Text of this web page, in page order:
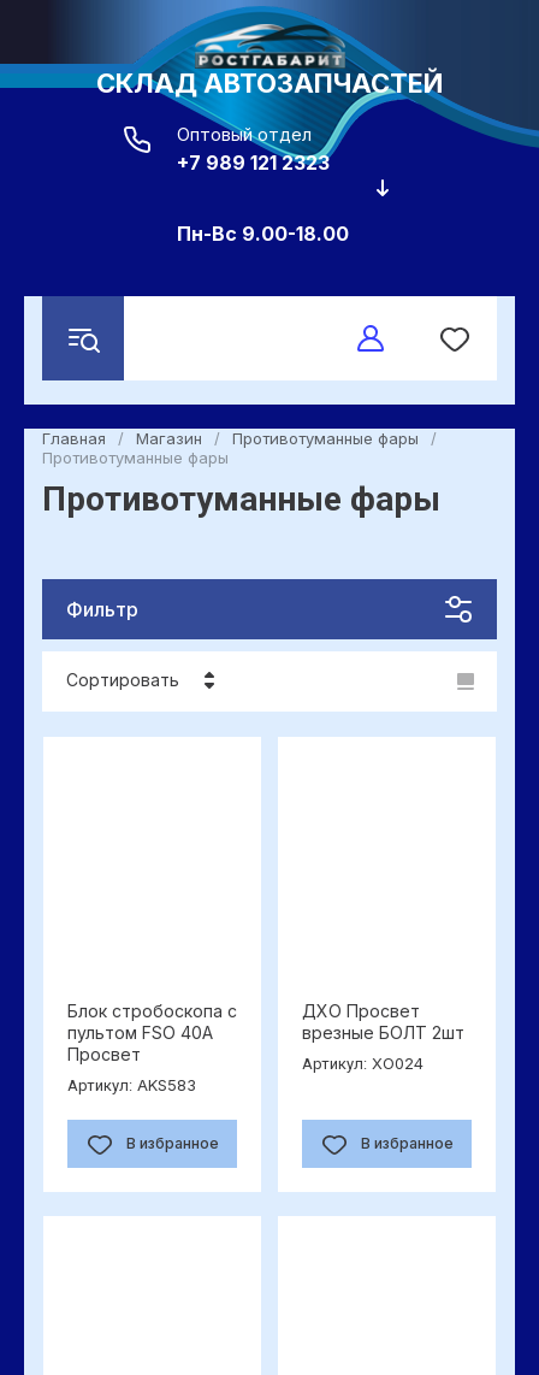
СКЛАД АВТОЗАПЧАСТЕЙ
Оптовый отдел
+7 989 121 2323
Пн-Вс 9.00-18.00
Главная / Магазин / Противотуманные фары
/
Противотуманные фары
Противотуманные фары
Фильтр
Сортировать
Цена - убывание
Блок стробоскопа с
пультом FSO 40A
Просвет
Артикул: AKS583
В избранное
ДХО Просвет
врезные БОЛТ 2шт
Артикул: XO024
В избранное